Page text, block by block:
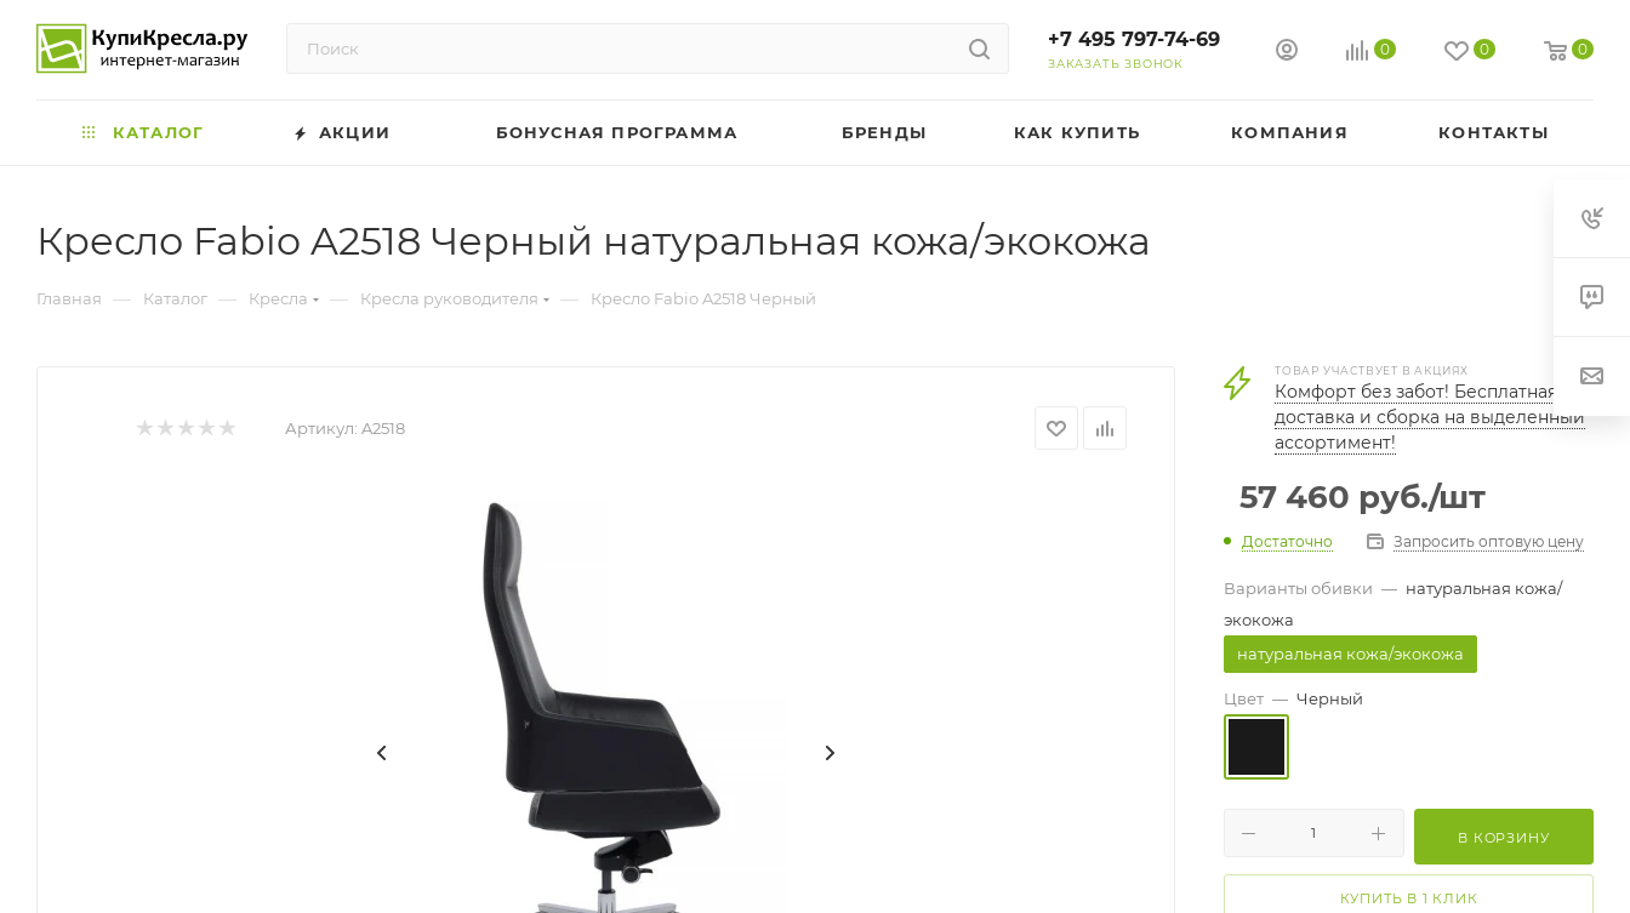
+7 495 797-74-69
ЗАКАЗАТЬ ЗВОНОК
0 0 0
КАТАЛОГ АКЦИИ БОНУСНАЯ ПРОГРАММА БРЕНДЫ КАК КУПИТЬ КОМПАНИЯ КОНТАКТЫ
Кресло Fabio A2518 Черный натуральная кожа/экокожа
Главная — Каталог — Кресла — Кресла руководителя — Кресло Fabio A2518 Черный
Артикул: A2518
ТОВАР УЧАСТВУЕТ В АКЦИЯХ
Комфорт без забот! Бесплатная
доставка и сборка на выделенный
ассортимент!
57 460 руб./шт
Достаточно Запросить оптовую цену
Варианты обивки — натуральная кожа/
экокожа
натуральная кожа/экокожа
Цвет — Черный
В КОРЗИНУ
КУПИТЬ В 1 КЛИК